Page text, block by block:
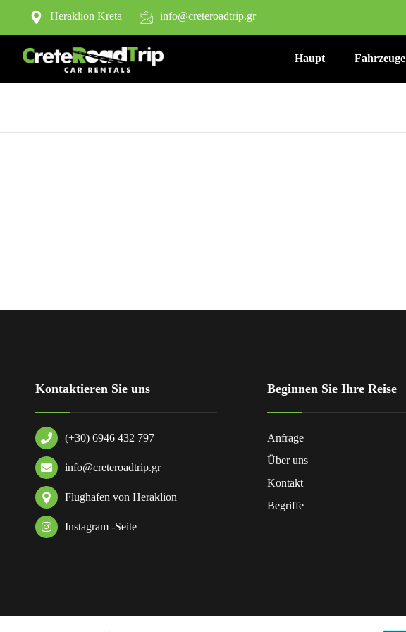
Heraklion Kreta info@creteroadtrip.gr
Haupt Fahrzeuge
Kontaktieren Sie uns
(+30) 6946 432 797
info@creteroadtrip.gr
Flughafen von Heraklion
Instagram -Seite
Beginnen Sie Ihre Reise
Anfrage
Über uns
Kontakt
Begriffe